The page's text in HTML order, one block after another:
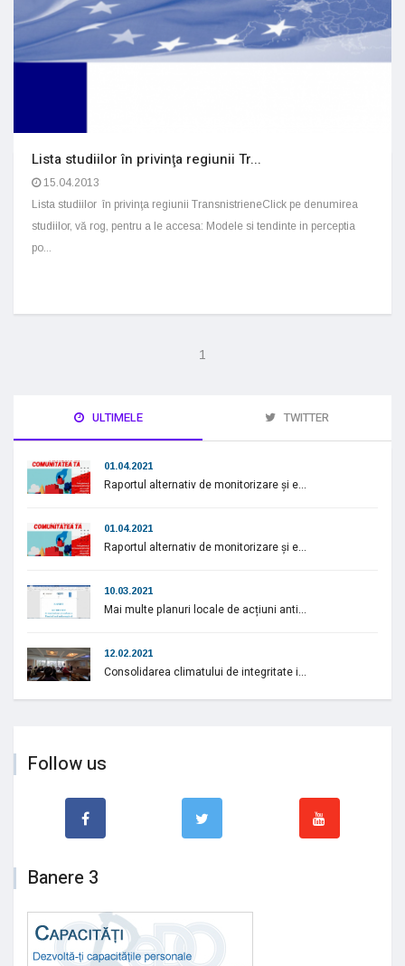
Lista studiilor în privinţa regiunii Tr...
15.04.2013
Lista studiilor în privinţa regiunii TransnistrieneClick pe denumirea
studiilor, vă rog, pentru a le accesa: Modele si tendinte in perceptia
po...
1
ULTIMELE TWITTER
01.04.2021
Raportul alternativ de monitorizare și e...
01.04.2021
Raportul alternativ de monitorizare și e...
10.03.2021
Mai multe planuri locale de acțiuni anti...
12.02.2021
Consolidarea climatului de integritate i...
Follow us
Banere 3